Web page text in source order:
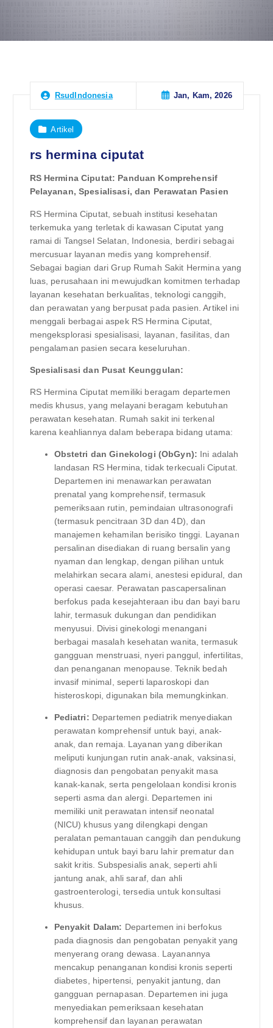
RsudIndonesia Jan, Kam, 2026
Artikel
rs hermina ciputat
RS Hermina Ciputat: Panduan Komprehensif
Pelayanan, Spesialisasi, dan Perawatan Pasien
RS Hermina Ciputat, sebuah institusi kesehatan
terkemuka yang terletak di kawasan Ciputat yang
ramai di Tangsel Selatan, Indonesia, berdiri sebagai
mercusuar layanan medis yang komprehensif.
Sebagai bagian dari Grup Rumah Sakit Hermina yang
luas, perusahaan ini mewujudkan komitmen terhadap
layanan kesehatan berkualitas, teknologi canggih,
dan perawatan yang berpusat pada pasien. Artikel ini
menggali berbagai aspek RS Hermina Ciputat,
mengeksplorasi spesialisasi, layanan, fasilitas, dan
pengalaman pasien secara keseluruhan.
Spesialisasi dan Pusat Keunggulan:
RS Hermina Ciputat memiliki beragam departemen
medis khusus, yang melayani beragam kebutuhan
perawatan kesehatan. Rumah sakit ini terkenal
karena keahliannya dalam beberapa bidang utama:
Obstetri dan Ginekologi (ObGyn): Ini adalah
landasan RS Hermina, tidak terkecuali Ciputat.
Departemen ini menawarkan perawatan
prenatal yang komprehensif, termasuk
pemeriksaan rutin, pemindaian ultrasonografi
(termasuk pencitraan 3D dan 4D), dan
manajemen kehamilan berisiko tinggi. Layanan
persalinan disediakan di ruang bersalin yang
nyaman dan lengkap, dengan pilihan untuk
melahirkan secara alami, anestesi epidural, dan
operasi caesar. Perawatan pascapersalinan
berfokus pada kesejahteraan ibu dan bayi baru
lahir, termasuk dukungan dan pendidikan
menyusui. Divisi ginekologi menangani
berbagai masalah kesehatan wanita, termasuk
gangguan menstruasi, nyeri panggul, infertilitas,
dan penanganan menopause. Teknik bedah
invasif minimal, seperti laparoskopi dan
histeroskopi, digunakan bila memungkinkan.
Pediatri: Departemen pediatrik menyediakan
perawatan komprehensif untuk bayi, anak-
anak, dan remaja. Layanan yang diberikan
meliputi kunjungan rutin anak-anak, vaksinasi,
diagnosis dan pengobatan penyakit masa
kanak-kanak, serta pengelolaan kondisi kronis
seperti asma dan alergi. Departemen ini
memiliki unit perawatan intensif neonatal
(NICU) khusus yang dilengkapi dengan
peralatan pemantauan canggih dan pendukung
kehidupan untuk bayi baru lahir prematur dan
sakit kritis. Subspesialis anak, seperti ahli
jantung anak, ahli saraf, dan ahli
gastroenterologi, tersedia untuk konsultasi
khusus.
Penyakit Dalam: Departemen ini berfokus
pada diagnosis dan pengobatan penyakit yang
menyerang orang dewasa. Layanannya
mencakup penanganan kondisi kronis seperti
diabetes, hipertensi, penyakit jantung, dan
gangguan pernapasan. Departemen ini juga
menyediakan pemeriksaan kesehatan
komprehensif dan layanan perawatan